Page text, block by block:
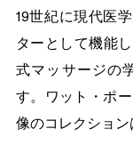
19世紀に現代医
ターとして機能
式マッサージの
す。ワット・ポ
像のコレクション